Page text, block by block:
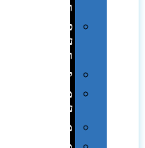
ומארזים
כלי
עבודה
ופנסים
למטבח
מוצרי
עור
מחברות